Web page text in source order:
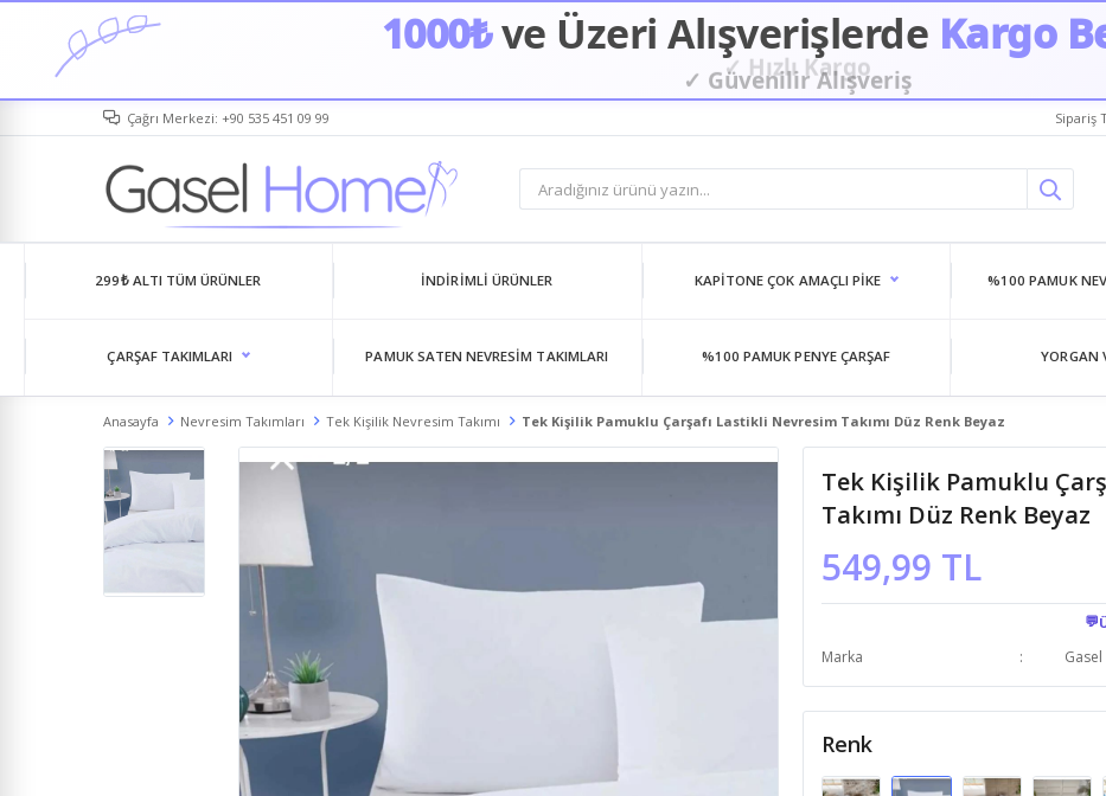
1000₺ve Üzeri Alışverişlerde Kargo
✓ Güvenilir Alışveriş
Çağrı Merkezi: +90 535 451 09 99 Sipariş
299₺ ALTI TÜM ÜRÜNLER İNDIRIMLI ÜRÜNLER KAPITONE ÇOK AMAÇLI PIKE %100 PAMUK
ÇARŞAF TAKIMLARI PAMUK SATEN NEVRESIM TAKIMLARI %100 PAMUK PENYE ÇARŞAF YORGAN
Anasayfa Nevresim Takımları Tek Kişilik Nevresim Takımı Tek Kişilik Pamuklu Çarşafı Lastikli Nevresim Takımı Düz Renk Beyaz
Tek Kişilik Pamuklu
Takımı Düz Renk Beyaz
549,99 TL
💬
Marka
Renk